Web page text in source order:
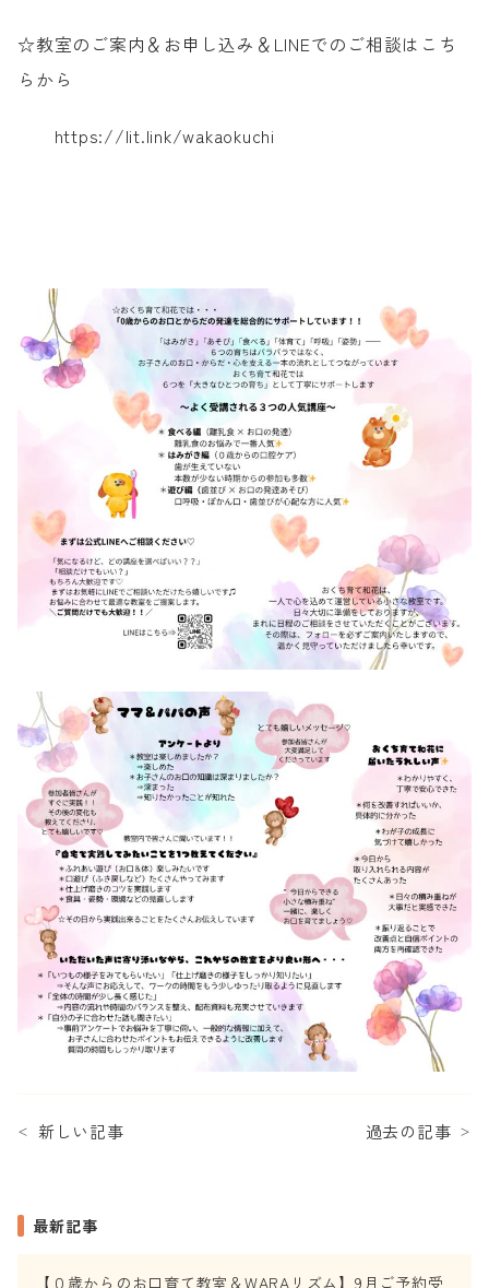
☆教室のご案内＆お申し込み＆LINEでのご相談はこち
らから
https://lit.link/wakaokuchi
＜ 新しい記事 過去の記事 ＞
最新記事
【０歳からのお口育て教室＆WARAリズム】9月ご予約受